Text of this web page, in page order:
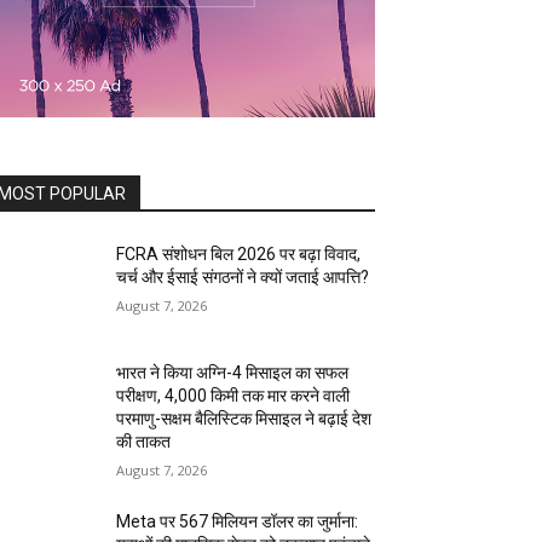
POPULAR
FCRA संशोधन बिल 2026 पर बढ़ा विवाद,
चर्च और ईसाई संगठनों ने क्यों जताई आपत्ति?
August 7, 2026
भारत ने किया अग्नि-4 मिसाइल का सफल
परीक्षण, 4,000 किमी तक मार करने वाली
परमाणु-सक्षम बैलिस्टिक मिसाइल ने बढ़ाई देश
की ताकत
August 7, 2026
Meta पर 567 मिलियन डॉलर का जुर्माना: